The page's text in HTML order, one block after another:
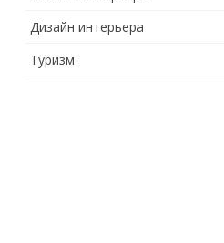
Дизайн интерьера
Туризм